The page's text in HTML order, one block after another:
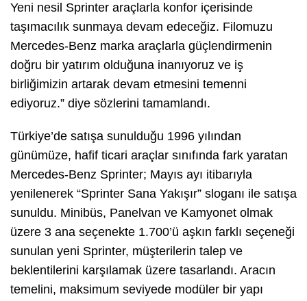
Yeni nesil Sprinter araçlarla konfor içerisinde
taşımacılık sunmaya devam edeceğiz. Filomuzu
Mercedes-Benz marka araçlarla güçlendirmenin
doğru bir yatırım olduğuna inanıyoruz ve iş
birliğimizin artarak devam etmesini temenni
ediyoruz.” diye sözlerini tamamlandı.
Türkiye’de satışa sunulduğu 1996 yılından
günümüze, hafif ticari araçlar sınıfında fark yaratan
Mercedes-Benz Sprinter; Mayıs ayı itibarıyla
yenilenerek “Sprinter Sana Yakışır” sloganı ile satışa
sunuldu. Minibüs, Panelvan ve Kamyonet olmak
üzere 3 ana seçenekte 1.700’ü aşkın farklı seçeneği
sunulan yeni Sprinter, müşterilerin talep ve
beklentilerini karşılamak üzere tasarlandı. Aracın
temelini, maksimum seviyede modüler bir yapı